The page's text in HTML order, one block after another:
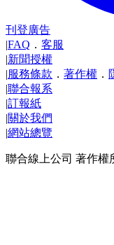
刊登廣告
|FAQ ． 客服
|新聞授權
|服務條款 ． 著作權 ．
|聯合報系
|訂報紙
|關於我們
|網站總覽
聯合線上公司 著作權